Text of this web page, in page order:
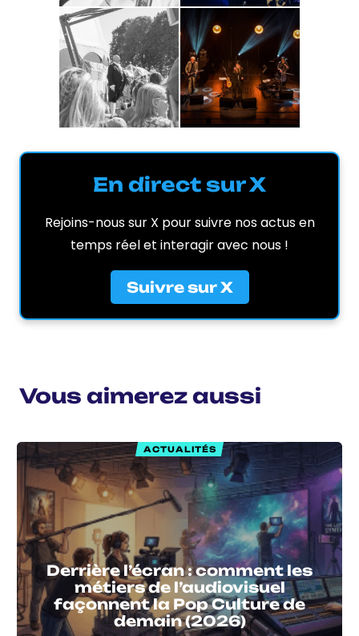
En direct sur X
Rejoins-nous sur X pour suivre nos actus en
temps réel et interagir avec nous !
Suivre sur X
Vous aimerez aussi
ACTUALITÉS
Derrière l’écran : comment les
métiers de l’audiovisuel
façonnent la Pop Culture de
demain (2026)